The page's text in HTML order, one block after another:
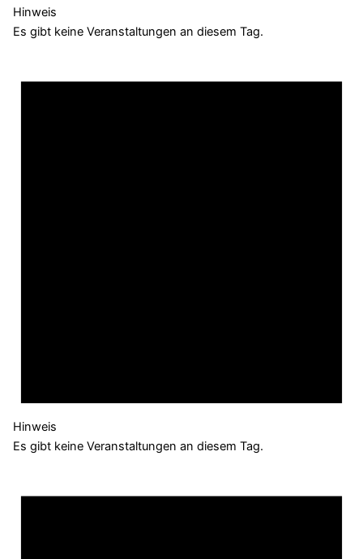
Hinweis
Es gibt keine Veranstaltungen an diesem Tag.
Hinweis
Es gibt keine Veranstaltungen an diesem Tag.